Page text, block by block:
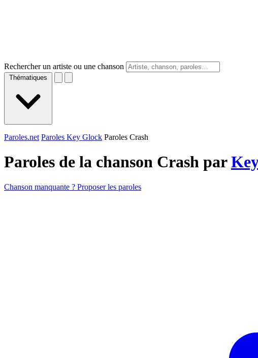
Rechercher un artiste ou une chanson
Thématiques
Paroles.net Paroles Key Glock Paroles Crash
Paroles de la chanson Crash par
Chanson manquante ? Proposer les paroles